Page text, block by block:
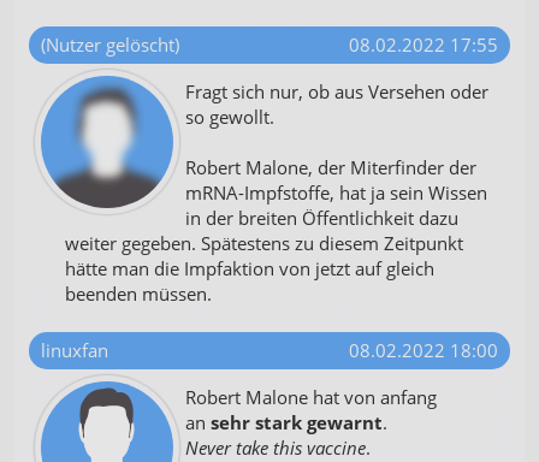
(Nutzer gelöscht)
08.02.2022 17:55
Fragt sich nur, ob aus Versehen oder
so gewollt.
Robert Malone, der Miterfinder der
mRNA-Impfstoffe, hat ja sein Wissen
in der breiten Öffentlichkeit dazu
weiter gegeben. Spätestens zu diesem Zeitpunkt
hätte man die Impfaktion von jetzt auf gleich
beenden müssen.
linuxfan
08.02.2022 18:00
Robert Malone hat von anfang
an sehr stark gewarnt.
Never take this vaccine.